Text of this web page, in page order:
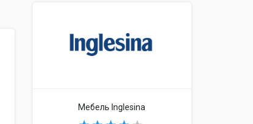
Мебель Inglesina